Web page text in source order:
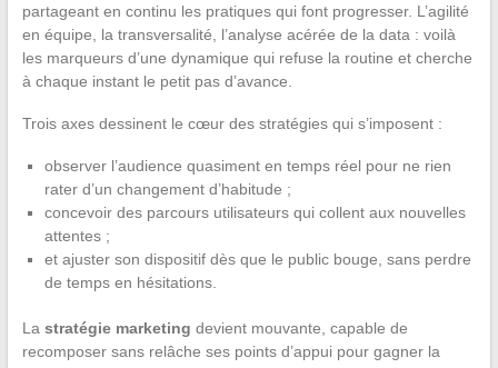
partageant en continu les pratiques qui font progresser. L’agilité
en équipe, la transversalité, l’analyse acérée de la data : voilà
les marqueurs d’une dynamique qui refuse la routine et cherche
à chaque instant le petit pas d’avance.
Trois axes dessinent le cœur des stratégies qui s’imposent :
observer l’audience quasiment en temps réel pour ne rien
rater d’un changement d’habitude ;
concevoir des parcours utilisateurs qui collent aux nouvelles
attentes ;
et ajuster son dispositif dès que le public bouge, sans perdre
de temps en hésitations.
La stratégie marketing devient mouvante, capable de
recomposer sans relâche ses points d’appui pour gagner la